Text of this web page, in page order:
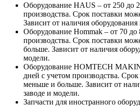
Оборудование HAUS – от 250 до
производства. Срок поставки
Зависит от наличия оборудования
Оборудование Hommak – от 70 до
производства. Срок поставки
больше. Зависит от наличия
модели.
Оборудование HOMTECH
дней с учетом производства.
меньше и больше. Зависит от
заводе и модели.
Запчасти для иностранного